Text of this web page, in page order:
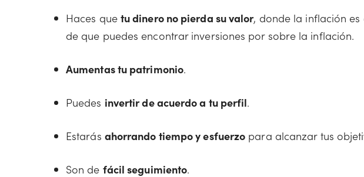
Haces que tu dinero no pierda su valor, donde la inflación
de que puedes encontrar inversiones por sobre la inflación.
Aumentas tu patrimonio.
Puedes invertir de acuerdo a tu perfil.
Estarás ahorrando tiempo y esfuerzo para alcanzar tus
Son de fácil seguimiento.